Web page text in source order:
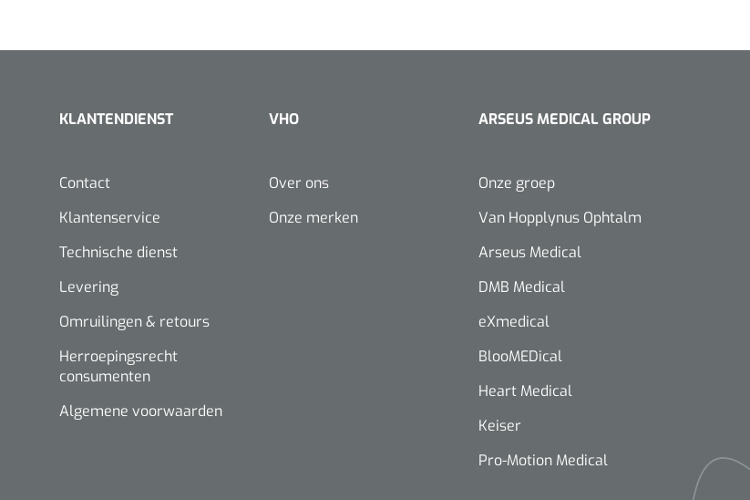
KLANTENDIENST
Contact
Klantenservice
Technische dienst
Levering
Omruilingen & retours
Herroepingsrecht
consumenten
Algemene voorwaarden
VHO
Over ons
Onze merken
ARSEUS MEDICAL GROUP
Onze groep
Van Hopplynus Ophtalm
Arseus Medical
DMB Medical
eXmedical
BlooMEDical
Heart Medical
Keiser
Pro-Motion Medical